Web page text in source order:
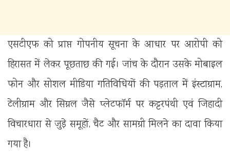
एसटीएफ को प्राप्त गोपनीय सूचना के आधार पर आरोपी को
हिरासत में लेकर पूछताछ की गई। जांच के दौरान उसके मोबाइल
फोन और सोशल मीडिया गतिविधियों की पड़ताल में इंस्टाग्राम,
टेलीग्राम और सिग्नल जैसे प्लेटफॉर्म पर कट्टरपंथी एवं जिहादी
विचारधारा से जुड़े समूहों, चैट और सामग्री मिलने का दावा किया
गया है।